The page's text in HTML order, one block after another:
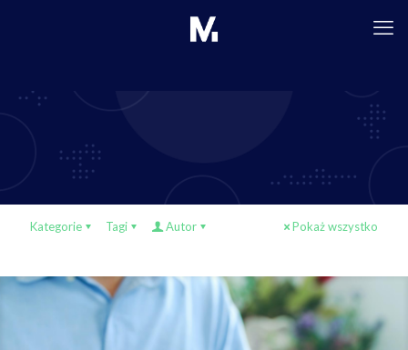
Kategorie Tagi Autor Pokaż wszystko